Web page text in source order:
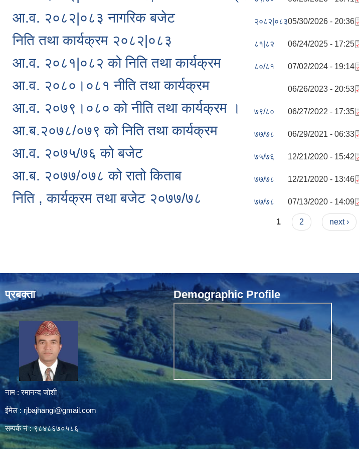
आ.व. २०८२|०८३ नागरिक बजेट २०८२|०८३05/30/2026 - 20:36
निति तथा कार्यक्रम २०८२|०८३ ८१|८२ 06/24/2025 - 17:25
आ.व. २०८१|०८२ को निति तथा कार्यक्रम ८०/८१ 07/02/2024 - 19:14
आ.व. २०८०।०८१ नीति तथा कार्यक्रम 06/26/2023 - 20:53
आ.व. २०७९।०८० को नीति तथा कार्यक्रम । ७९/८० 06/27/2022 - 17:35
आ.ब.२०७८/०७९ को निति तथा कार्यक्रम ७७/७८ 06/29/2021 - 06:33
आ‍.व. २०७५/७६ को बजेट ७५/७६ 12/21/2020 - 15:42
आ.ब. २०७७/०७८ को रातो किताब ७७/७८ 12/21/2020 - 13:46
निति , कार्यक्रम तथा बजेट २०७७/७८ ७७/७८ 07/13/2020 - 14:09
1 2 next ›
प्रबक्ता
नाम : रमानन्द जोशी
ईमेल :rjbajhangi@gmail.com
सम्पर्क नं : ९८४८६७०५८६
Demographic Profile